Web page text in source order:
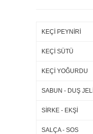
KEÇİ PEYNİRİ
KEÇİ SÜTÜ
KEÇİ YOĞURDU
SABUN - DUŞ JELİ
SİRKE - EKŞİ
SALÇA - SOS